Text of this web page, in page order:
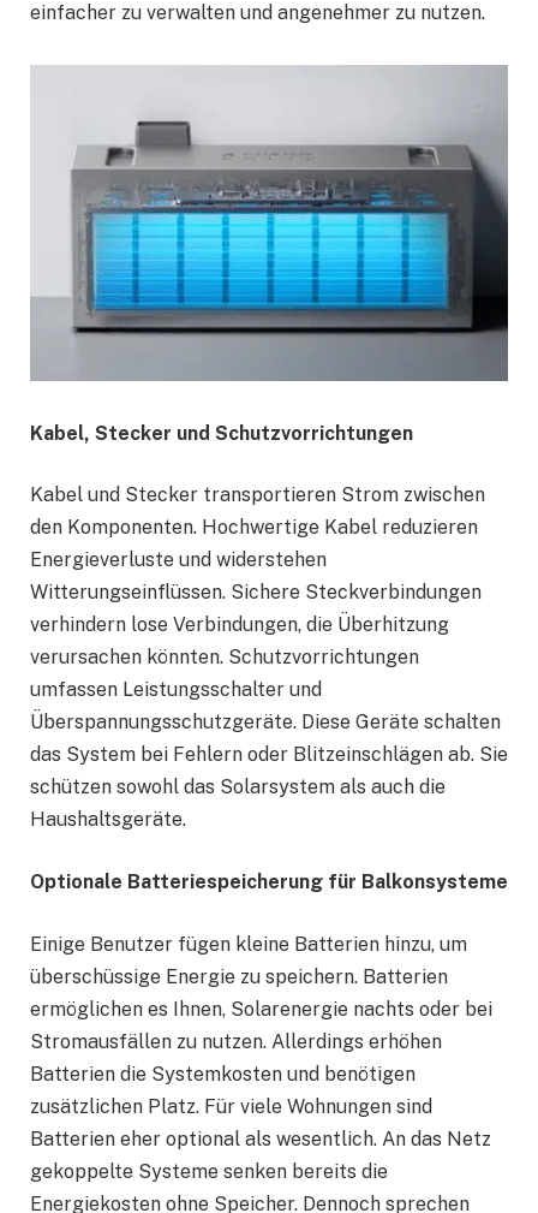
einfacher zu verwalten und angenehmer zu nutzen.
Kabel, Stecker und Schutzvorrichtungen
Kabel und Stecker transportieren Strom zwischen
den Komponenten. Hochwertige Kabel reduzieren
Energieverluste und widerstehen
Witterungseinflüssen. Sichere Steckverbindungen
verhindern lose Verbindungen, die Überhitzung
verursachen könnten. Schutzvorrichtungen
umfassen Leistungsschalter und
Überspannungsschutzgeräte. Diese Geräte schalten
das System bei Fehlern oder Blitzeinschlägen ab. Sie
schützen sowohl das Solarsystem als auch die
Haushaltsgeräte.
Optionale Batteriespeicherung für Balkonsysteme
Einige Benutzer fügen kleine Batterien hinzu, um
überschüssige Energie zu speichern. Batterien
ermöglichen es Ihnen, Solarenergie nachts oder bei
Stromausfällen zu nutzen. Allerdings erhöhen
Batterien die Systemkosten und benötigen
zusätzlichen Platz. Für viele Wohnungen sind
Batterien eher optional als wesentlich. An das Netz
gekoppelte Systeme senken bereits die
Energiekosten ohne Speicher. Dennoch sprechen